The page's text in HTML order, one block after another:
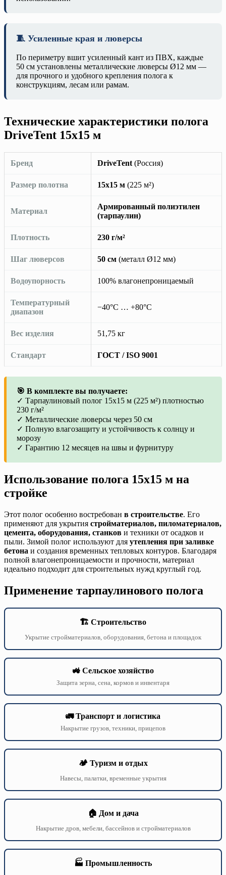
🧵 Усиленные края и люверсы
По периметру вшит усиленный кант из ПВХ, каждые
50 см установлены металлические люверсы Ø12 мм —
для прочного и удобного крепления полога к
конструкциям, лесам или рамам.
Технические характеристики полога
DriveTent 15х15 м
Бренд DriveTent (Россия)
Размер полотна 15х15 м (225 м²)
Материал
Армированный полиэтилен
(тарпаулин)
Плотность 230 г/м²
Шаг люверсов 50 см (металл Ø12 мм)
Водоупорность 100% влагонепроницаемый
Температурный
диапазон
−40°C … +80°C
Вес изделия 51,75 кг
Стандарт ГОСТ / ISO 9001
🎯 В комплекте вы получаете:
✓ Тарпаулиновый полог 15х15 м (225 м²) плотностью
230 г/м²
✓ Металлические люверсы через 50 см
✓ Полную влагозащиту и устойчивость к солнцу и
морозу
✓ Гарантию 12 месяцев на швы и фурнитуру
Использование полога 15х15 м на
стройке
Этот полог особенно востребован в строительстве. Его
применяют для укрытия стройматериалов, пиломатериалов,
цемента, оборудования, станков и техники от осадков и
пыли. Зимой полог используют для утепления при заливке
бетона и создания временных тепловых контуров. Благодаря
полной влагонепроницаемости и прочности, материал
идеально подходит для строительных нужд круглый год.
Применение тарпаулинового полога
🏗️ Строительство
Укрытие стройматериалов, оборудования, бетона и площадок
🚜 Сельское хозяйство
Защита зерна, сена, кормов и инвентаря
🚛 Транспорт и логистика
Накрытие грузов, техники, прицепов
🏕️ Туризм и отдых
Навесы, палатки, временные укрытия
🏠 Дом и дача
Накрытие дров, мебели, бассейнов и стройматериалов
🏭 Промышленность